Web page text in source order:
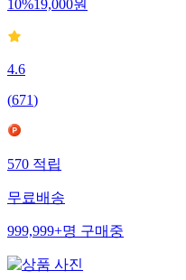
10%19,000원
4.6
(671)
570 적립
무료배송
999,999+명 구매중